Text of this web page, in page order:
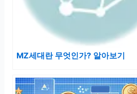
MZ세대란 무엇인가? 알아보기